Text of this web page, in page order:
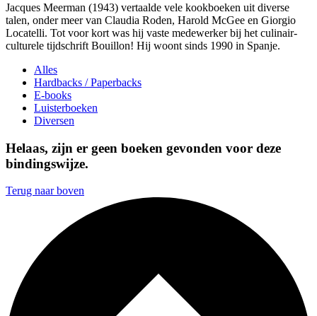
Jacques Meerman (1943) vertaalde vele kookboeken uit diverse
talen, onder meer van Claudia Roden, Harold McGee en Giorgio
Locatelli. Tot voor kort was hij vaste medewerker bij het culinair-
culturele tijdschrift Bouillon! Hij woont sinds 1990 in Spanje.
Alles
Hardbacks / Paperbacks
E-books
Luisterboeken
Diversen
Helaas, zijn er geen boeken gevonden voor deze
bindingswijze.
Terug naar boven